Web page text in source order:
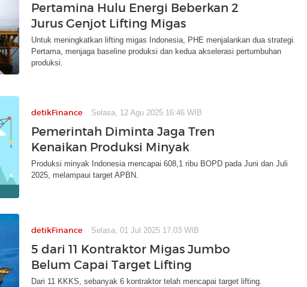
Pertamina Hulu Energi Beberkan 2
Jurus Genjot Lifting Migas
Untuk meningkatkan lifting migas Indonesia, PHE menjalankan dua strategi.
Pertama, menjaga baseline produksi dan kedua akselerasi pertumbuhan
produksi.
detikFinance Selasa, 12 Agu 2025 16:46 WIB
Pemerintah Diminta Jaga Tren
Kenaikan Produksi Minyak
Produksi minyak Indonesia mencapai 608,1 ribu BOPD pada Juni dan Juli
2025, melampaui target APBN.
detikFinance Selasa, 01 Jul 2025 17:03 WIB
5 dari 11 Kontraktor Migas Jumbo
Belum Capai Target Lifting
Dari 11 KKKS, sebanyak 6 kontraktor telah mencapai target lifting.